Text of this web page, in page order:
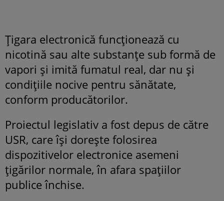
Țigara electronică funcționează cu
nicotină sau alte substanțe sub formă de
vapori și imită fumatul real, dar nu și
condițiile nocive pentru sănătate,
conform producătorilor.
Proiectul legislativ a fost depus de către
USR, care își dorește folosirea
dispozitivelor electronice asemeni
țigărilor normale, în afara spațiilor
publice închise.